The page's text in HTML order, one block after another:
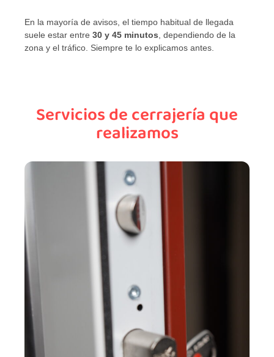
En la mayoría de avisos, el tiempo habitual de llegada
suele estar entre 30 y 45 minutos, dependiendo de la
zona y el tráfico. Siempre te lo explicamos antes.
Servicios de cerrajería que
realizamos